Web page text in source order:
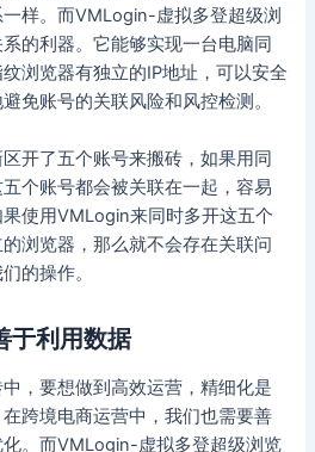
样。而VMLogin-虚拟多登超级浏
的利器。它能够实现一台电脑同
浏览器有独立的IP地址，可以安全
免账号的关联风险和风控检测。
开了五个账号来搬砖，如果用同
个账号都会被关联在一起，容易
使用VMLogin来同时多开这五个
浏览器，那么就不会存在关联问
的操作。
于利用数据
，要想做到高效运营，精细化是
跨境电商运营中，我们也需要善
。而VMLogin-虚拟多登超级浏览